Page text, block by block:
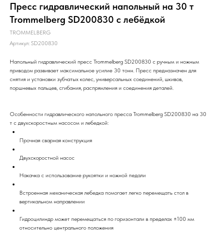
Пресс гидравлический напольный на 30 т
Trommelberg SD200830 с лебёдкой
TROMMELBERG
Артикул: SD200830
Напольный гидравлический пресс Trommelberg SD200830 с ручным и ножным
приводом развивает максимальное усилие 30 тонн. Пресс предназначен для
снятия и установки зубчатых колес, универсальных соединений, шкивов,
поршневых пальцев, сгибания, распрямления и соединения деталей.
Особенности гидравлического напольного пресса Trommelberg SD200830 на 30
т с двухскоростным насосом и лебедкой:
Прочная сварная конструкция
Двухскоростной насос
Накачка с использование рукоятки и ножной педали
Встроенная механическая лебедка помогает легко перемещать стол в
вертикальном направлении
Гидроцилиндр может перемещаться по горизонтали в пределах ±100 мм
относительно центрального положения